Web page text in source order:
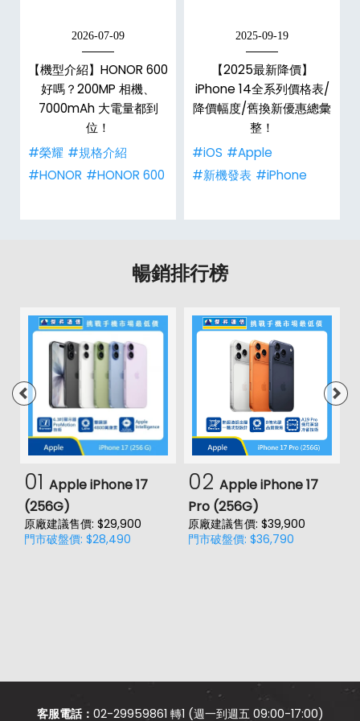
2026-07-09
【機型介紹】HONOR 600
好嗎？200MP 相機、
7000mAh 大電量都到
位！
#榮耀 #規格介紹
#HONOR #HONOR 600
2025-09-19
【2025最新降價】
iPhone 14全系列價格表/
降價幅度/舊換新優惠總彙
整！
#iOS #Apple
#新機發表 #iPhone
暢銷排行榜
01 Apple iPhone 17
(256G)
原廠建議售價: $29,900
門市破盤價: $28,490
02 Apple iPhone 17
Pro (256G)
原廠建議售價: $39,900
門市破盤價: $36,790
客服電話： 02-29959861 轉1 (週一到週五 09:00-17:00)